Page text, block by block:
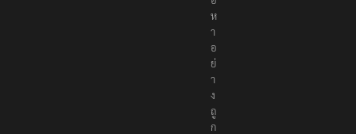
อ
ห
า
อ
ย่
า
ง
ถู